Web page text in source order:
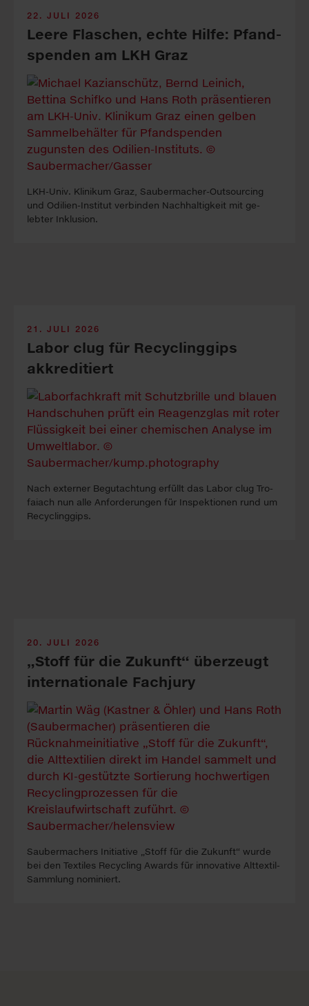
22. JULI 2026
Leere Fla­sch­en, echte Hil­fe: Pfand­
spen­den am LKH Graz
LKH-Univ. Kli­ni­kum Graz, Sauber­macher-Out­sour­cing
und Odilien-In­stitut ver­binden Nach­haltig­keit mit ge­
lebter In­klus­ion.
21. JULI 2026
Labor clug für Recyclinggips
akkreditiert
Nach ex­ter­ner Be­gutacht­ung erfüllt das La­bor clug Tro­
faiach nun alle An­forder­ung­en für In­spekt­ion­en rund um
Re­cyc­ling­gips.
20. JULI 2026
„Stoff für die Zukunft“ ü­ber­zeugt
in­ter­na­tio­nale Fach­jury
Sauber­machers In­itia­tive „Stoff für die Zukunft“ wur­de
bei den Tex­tiles Re­cy­cling A­wards für in­nova­tive Alt­tex­til-
Samm­lung no­mi­niert.